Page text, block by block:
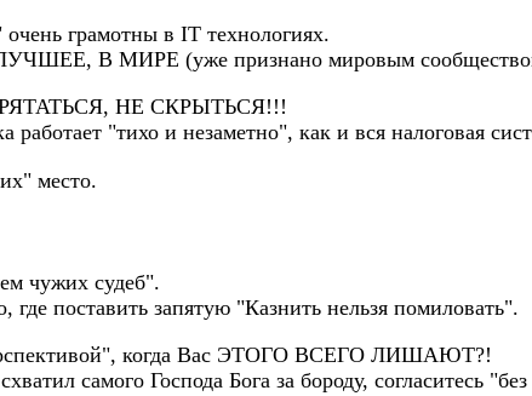
грамотны в IT технологиях.
В МИРЕ (уже признано мировым
НЕ СКРЫТЬСЯ!!!
работает "тихо и незаметно", как и вся налоговая
место.
чужих судеб".
где поставить запятую "Казнить нельзя помиловать".
когда Вас ЭТОГО ВСЕГО ЛИШАЮТ?!
самого Господа Бога за бороду, согласитесь